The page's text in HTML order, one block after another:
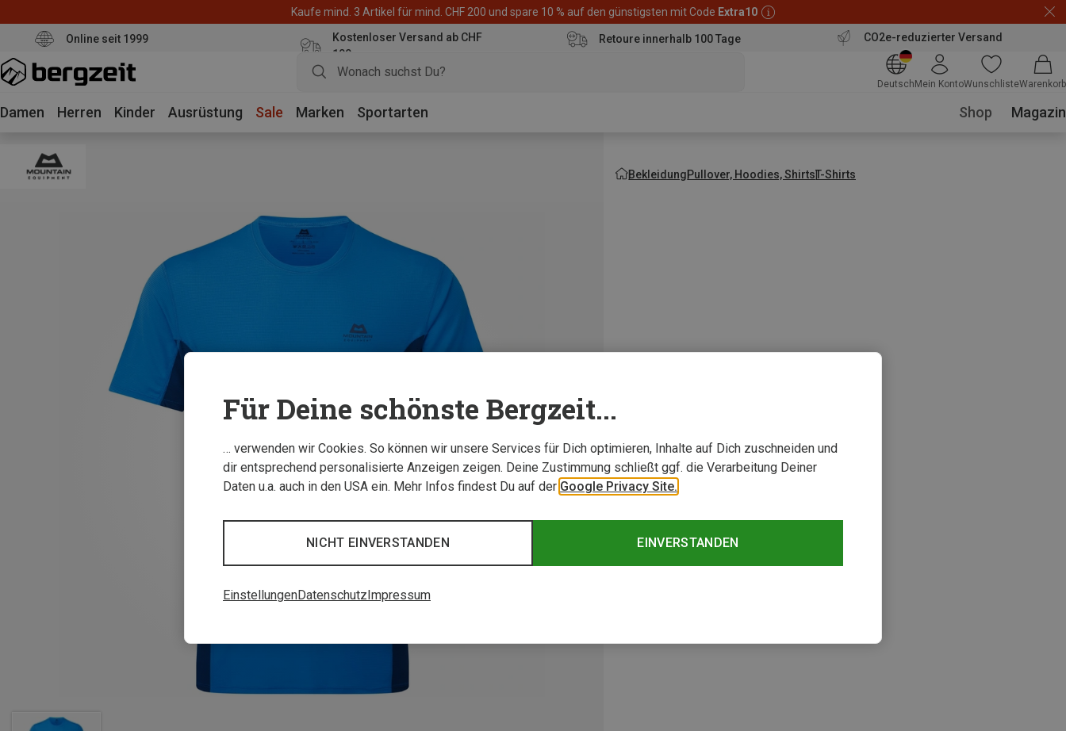
Kaufe mind. 3 Artikel für mind. CHF 200 und spare 10 % auf den günstigsten mit Code Extra10
Online seit 1999
Kostenloser Versand ab CHF
100
Retoure innerhalb 100 Tage CO2e-reduzierter Versand
Deutsch Mein KontoWunschlisteWarenkorb
Damen Herren Kinder Ausrüstung Sale Marken Sportarten Shop Magazin
BekleidungPullover, Hoodies, ShirtsT-Shirts
Für Deine schönste Bergzeit...
… verwenden wir Cookies. So können wir unsere Services für Dich optimieren, Inhalte auf Dich zuschneiden und
dir entsprechend personalisierte Anzeigen zeigen. Deine Zustimmung schließt ggf. die Verarbeitung Deiner
Daten u.a. auch in den USA ein. Mehr Infos findest Du auf der Google Privacy Site.
EINVERSTANDEN
NICHT EINVERSTANDEN
EinstellungenDatenschutzImpressum